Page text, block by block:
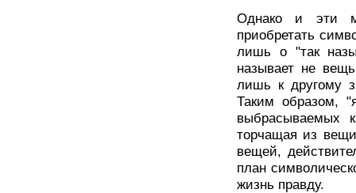
Однако и эти
приобретать
лишь о "так
называет не
лишь к другому
Таким образом,
выбрасываемых
торчащая из
вещей,
план
жизнь правду.